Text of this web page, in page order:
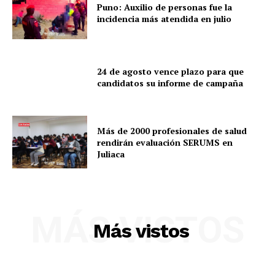
Puno: Auxilio de personas fue la
incidencia más atendida en julio
24 de agosto vence plazo para que
candidatos su informe de campaña
Más de 2000 profesionales de salud
rendirán evaluación SERUMS en
Juliaca
Más vistos
MÁS VISTOS